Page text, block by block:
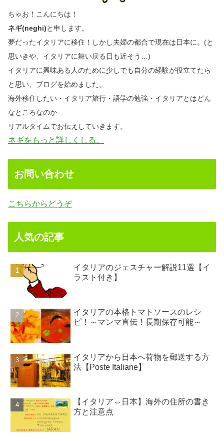
ちゃお！こんにちは！
ネギ(neghi)と申します。
夢だったイタリアに移住！しかし夫婦の都合で現在は日本に。(と
思いきや、イタリアに舞い戻る日も近そう…)
イタリアに興味ある人のために少しでも自分の経験が役立てたら
と思い、ブログを始めました。
海外移住したい・イタリア旅行・語学の勉強・イタリアとはどん
なところなのか
リアルタイムでお伝えしていきます。
ネギをもっと詳しくしる。
お問い合わせ
こちらからどうぞ
人気の記事
イタリアのジェスチャー解説11選【イ
ラスト付き】
イタリアの本格トマトソースのレシ
ピ！～マンマ直伝！長期保存可能～
イタリアから日本へ荷物を郵送する方
法【Poste Italiane】
【イタリア⇔日本】海外の住所の書き
方と注意点